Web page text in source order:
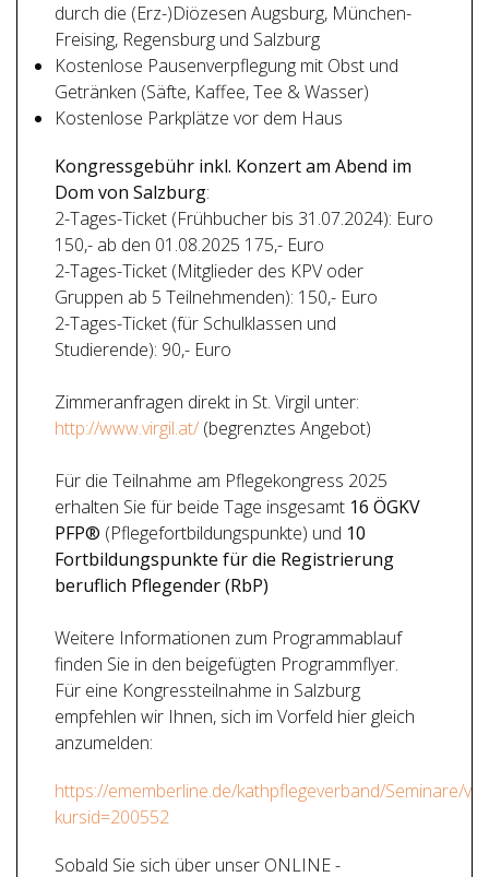
durch die (Erz-)Diözesen Augsburg, München-
Freising, Regensburg und Salzburg
Kostenlose Pausenverpflegung mit Obst und
Getränken (Säfte, Kaffee, Tee & Wasser)
Kostenlose Parkplätze vor dem Haus
Kongressgebühr inkl. Konzert am Abend im
Dom von Salzburg:
2-Tages-Ticket (Frühbucher bis 31.07.2024): Euro
150,- ab den 01.08.2025 175,- Euro
2-Tages-Ticket (Mitglieder des KPV oder
Gruppen ab 5 Teilnehmenden): 150,- Euro
2-Tages-Ticket (für Schulklassen und
Studierende): 90,- Euro
Zimmeranfragen direkt in St. Virgil unter:
http://www.virgil.at/ (begrenztes Angebot)
Für die Teilnahme am Pflegekongress 2025
erhalten Sie für beide Tage insgesamt 16 ÖGKV
PFP® (Pflegefortbildungspunkte) und 10
Fortbildungspunkte für die Registrierung
beruflich Pflegender (RbP)
Weitere Informationen zum Programmablauf
finden Sie in den beigefügten Programmflyer.
Für eine Kongressteilnahme in Salzburg
empfehlen wir Ihnen, sich im Vorfeld hier gleich
anzumelden:
https://ememberline.de/kathpflegeverband/Seminare/
kursid=200552
Sobald Sie sich über unser ONLINE -